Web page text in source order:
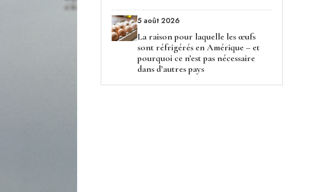
5 août 2026
La raison pour laquelle les œufs
sont réfrigérés en Amérique – et
pourquoi ce n’est pas nécessaire
dans d’autres pays